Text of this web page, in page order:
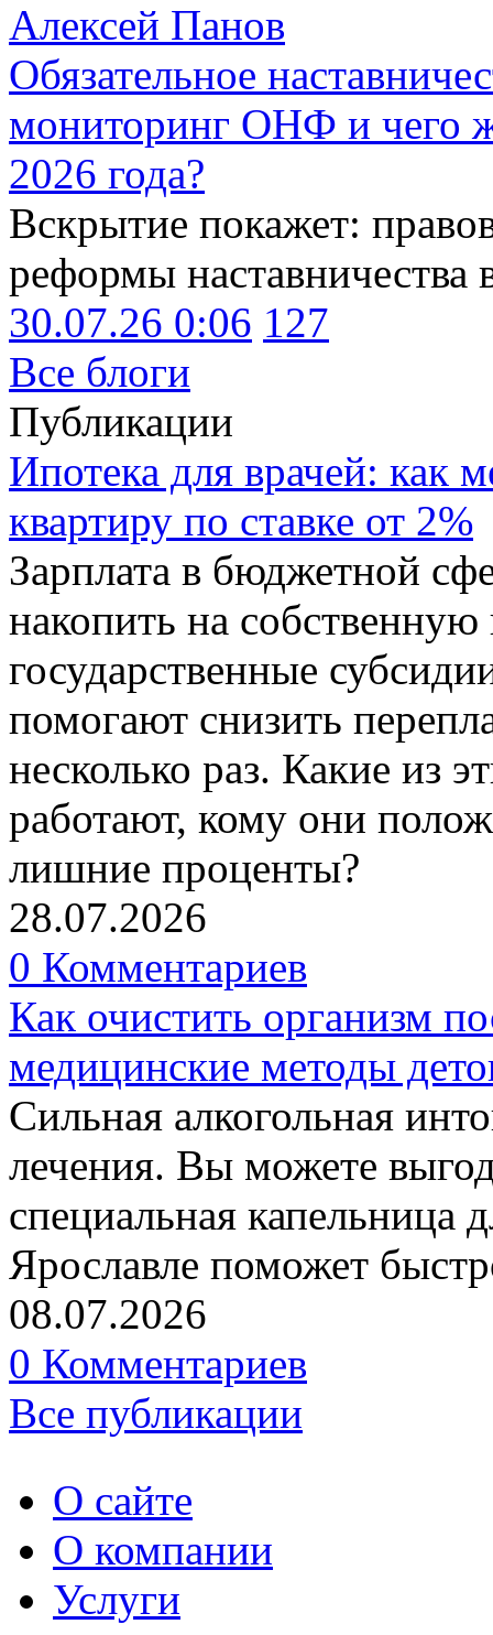
Алексей Панов
Обязательное
мониторинг ОНФ и чего
2026 года?
Вскрытие покажет:
реформы наставничества
30.07.26 0:06 127
Все блоги
Публикации
Ипотека для врачей: как
квартиру по ставке от 2%
Зарплата в бюджетной
накопить на
государственные
помогают снизить
несколько раз. Какие из
работают, кому они
лишние проценты?
28.07.2026
0 Комментариев
Как очистить организм
медицинские методы
Сильная алкогольная
лечения. Вы можете
специальная капельница
Ярославле поможет
08.07.2026
0 Комментариев
Все публикации
О сайте
О компании
Услуги